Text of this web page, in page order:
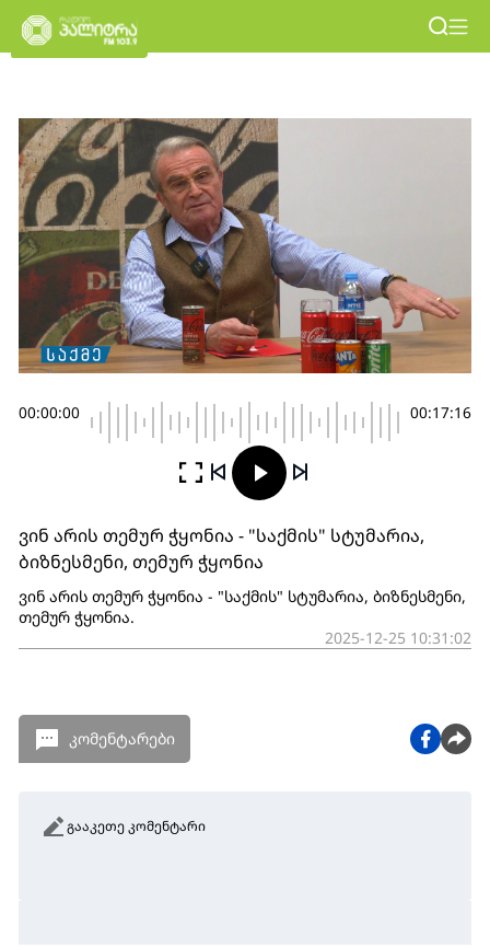
00:00:00 00:17:16
ვინ არის თემურ ჭყონია - "საქმის" სტუმარია,
ბიზნესმენი, თემურ ჭყონია
ვინ არის თემურ ჭყონია - "საქმის" სტუმარია, ბიზნესმენი,
თემურ ჭყონია.
2025-12-25 10:31:02
კომენტარები
გააკეთე კომენტარი